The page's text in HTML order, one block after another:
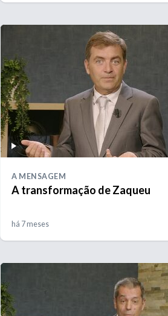
A MENSAGEM
A transformação de Zaqueu
há 7 meses